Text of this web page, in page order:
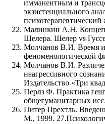
имманентным и
экзистенциального
Малинкин А.Н.
Шелера. Шелер vs
Молчанов В.И. Время и
феноменологической
Молчанов В.И.
неагрессивного
Издательство «Три
Перлз Ф. Практика
общегуманитарных
Питер Прехтль.
М., 1999.